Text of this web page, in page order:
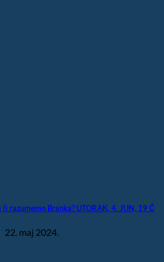
li razumemo Branka? UTORAK, 4. JUN, 19 Č
22. maj 2024.